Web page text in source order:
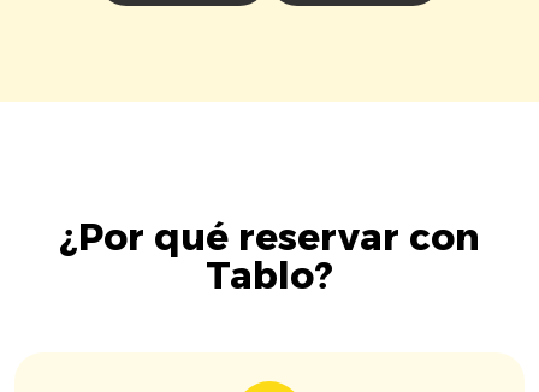
¿Por qué reservar con
Tablo?